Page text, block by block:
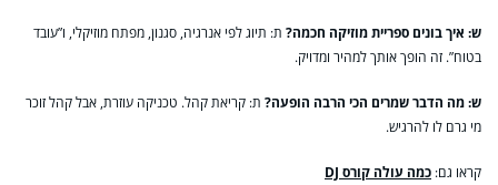
ש: איך בונים ספריית מוזיקה חכמה? ת: תיוג לפי אנרגיה, סגנון, מפתח מוזיקלי, ו”עובד
בטוח”. זה הופך אותך למהיר ומדויק.
ש: מה הדבר שמרים הכי הרבה הופעה? ת: קריאת קהל. טכניקה עוזרת, אבל קהל זוכר
מי גרם לו להרגיש.
קראו גם: כמה עולה קורס DJ